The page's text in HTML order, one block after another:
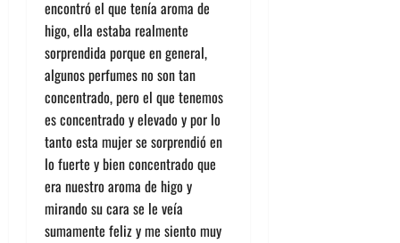
encontró el que tenía aroma de
higo, ella estaba realmente
sorprendida porque en general,
algunos perfumes no son tan
concentrado, pero el que tenemos
es concentrado y elevado y por lo
tanto esta mujer se sorprendió en
lo fuerte y bien concentrado que
era nuestro aroma de higo y
mirando su cara se le veía
sumamente feliz y me siento muy